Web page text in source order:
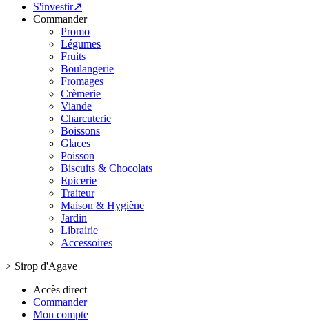
S'investir↗
Commander
Promo
Légumes
Fruits
Boulangerie
Fromages
Crèmerie
Viande
Charcuterie
Boissons
Glaces
Poisson
Biscuits & Chocolats
Epicerie
Traiteur
Maison & Hygiène
Jardin
Librairie
Accessoires
> Sirop d'Agave
Accès direct
Commander
Mon compte